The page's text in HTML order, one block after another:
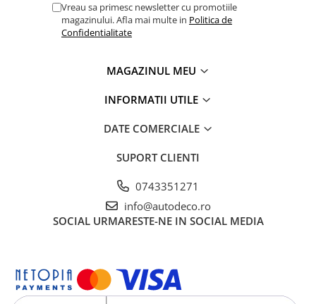
TRICOURI MERCEDES
TRICOURI OPEL
PENTRU PASIONATII AUTO
TRICOURI ANIVERSARE
TRICOURI CU MESAJE
CASATORITI
TRICOURI DAMA
Vreau sa primesc newsletter cu promotiile
magazinului. Afla mai multe in Politica de
Confidentialitate
MAGAZINUL MEU
INFORMATII UTILE
DATE COMERCIALE
SUPORT CLIENTI
0743351271
info@autodeco.ro
SOCIAL URMARESTE-NE IN SOCIAL MEDIA